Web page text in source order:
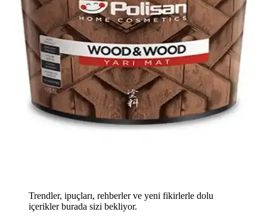
Trendler, ipuçları, rehberler ve yeni fikirlerle dolu
içerikler burada sizi bekliyor.